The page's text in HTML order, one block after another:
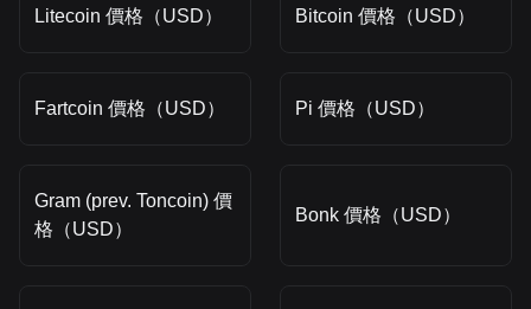
Litecoin 價格（USD） Bitcoin 價格（USD）
Fartcoin 價格（USD） Pi 價格（USD）
Gram (prev. Toncoin) 價
格（USD）
Bonk 價格（USD）